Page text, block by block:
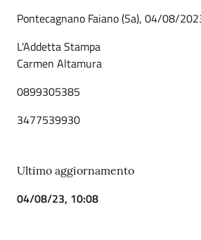
Pontecagnano Faiano (Sa), 04/08/
L'Addetta Stampa
Carmen Altamura
0899305385
3477539930
Ultimo aggiornamento
04/08/23, 10:08